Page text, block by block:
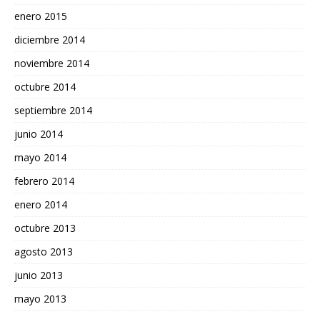
enero 2015
diciembre 2014
noviembre 2014
octubre 2014
septiembre 2014
junio 2014
mayo 2014
febrero 2014
enero 2014
octubre 2013
agosto 2013
junio 2013
mayo 2013